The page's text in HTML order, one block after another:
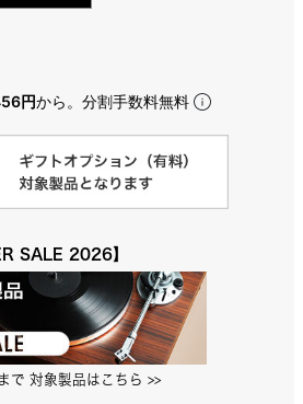
円から。分割手数料無料
SALE 2026】
で 対象製品はこちら >>